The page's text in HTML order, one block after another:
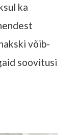
ka
võib-
soovitusi